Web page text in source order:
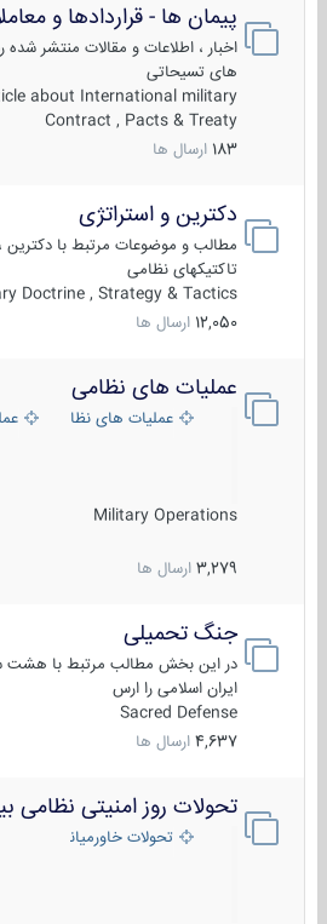
پیمان ها - قراردادها و
اخبار ، اطلاعات و مقالات منتشر شده
های تسیحاتی
about International military
Contract , Pacts & Treaty
183 ارسال ها
دکترین و استراتژی
مطالب و موضوعات مرتبط با دکترین ،
تاکتیکهای نظامی
Doctrine , Strategy & Tactics
12,050 ارسال ها
عملیات های نظامی
عملیات های نظامی ایران
Military Operations
3,279 ارسال ها
جنگ تحمیلی
در این بخش مطالب مرتبط با هشت
ایران اسلامی را ارس
Sacred Defense
4,637 ارسال ها
تحولات روز امنیتی نظامی
تحولات خاورمیانه